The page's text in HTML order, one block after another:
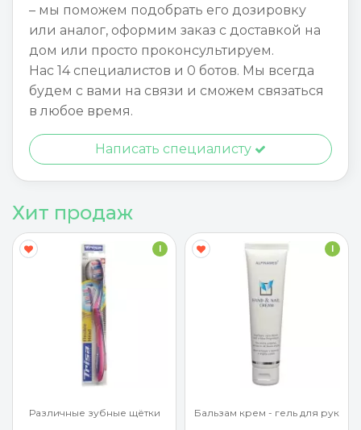
– мы поможем подобрать его дозировку
или аналог, оформим заказ с доставкой на
дом или просто проконсультируем.
Нас 14 специалистов и 0 ботов. Мы всегда
будем с вами на связи и сможем связаться
в любое время.
Написать специалисту
Хит продаж
Различные зубные щётки Бальзам крем - гель для рук